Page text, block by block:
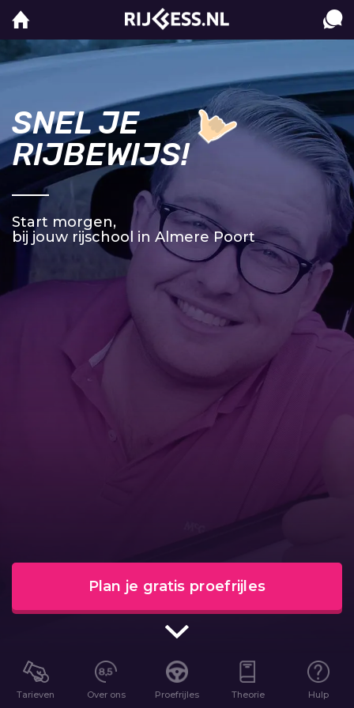
SNEL JE
RIJBEWIJS!
Start morgen,
bij jouw rijschool in Almere Poort
Plan je gratis proefrijles
Tarieven Over ons Proefrijles Theorie Hulp